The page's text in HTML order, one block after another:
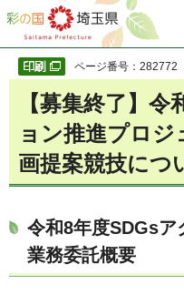
彩の国 埼玉県
ページ番号：282772
【募集終了】
ョン推進プロ
画提案競技につ
令和8年度SDGsア
業務委託概要